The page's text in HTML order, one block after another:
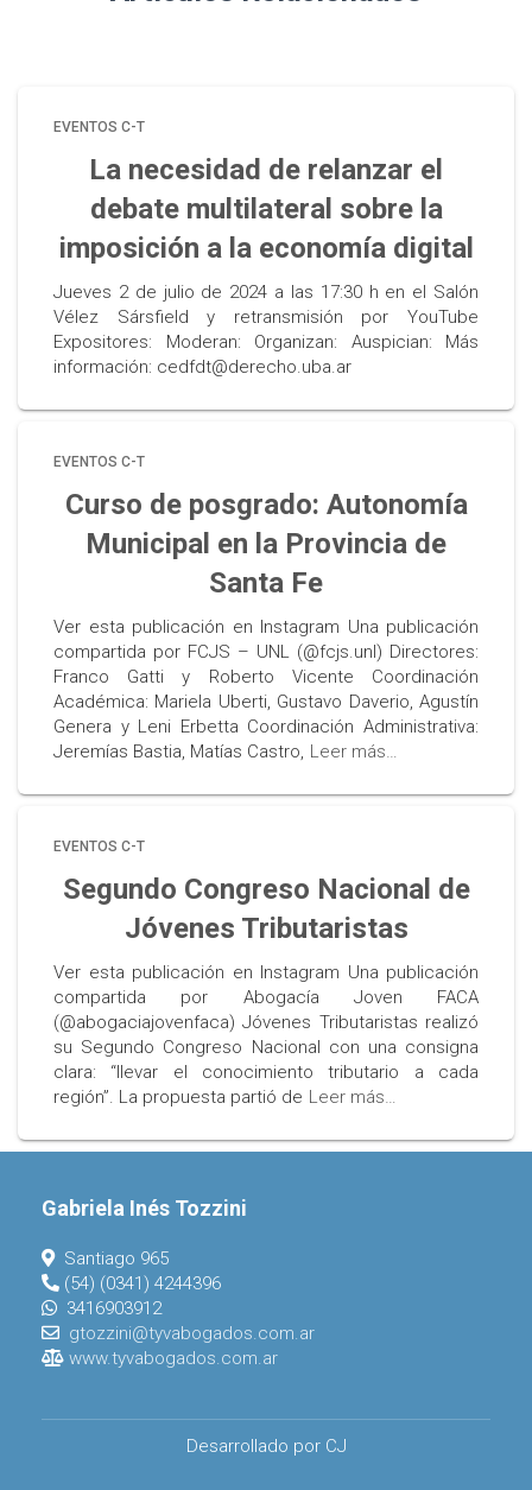
EVENTOS C-T
La necesidad de relanzar el
debate multilateral sobre la
imposición a la economía digital
Jueves 2 de julio de 2024 a las 17:30 h en el Salón
Vélez Sársfield y retransmisión por YouTube
Expositores: Moderan: Organizan: Auspician: Más
información: cedfdt@derecho.uba.ar
EVENTOS C-T
Curso de posgrado: Autonomía
Municipal en la Provincia de
Santa Fe
Ver esta publicación en Instagram Una publicación
compartida por FCJS – UNL (@fcjs.unl) Directores:
Franco Gatti y Roberto Vicente Coordinación
Académica: Mariela Uberti, Gustavo Daverio, Agustín
Genera y Leni Erbetta Coordinación Administrativa:
Jeremías Bastia, Matías Castro, Leer más…
EVENTOS C-T
Segundo Congreso Nacional de
Jóvenes Tributaristas
Ver esta publicación en Instagram Una publicación
compartida por Abogacía Joven FACA
(@abogaciajovenfaca) Jóvenes Tributaristas realizó
su Segundo Congreso Nacional con una consigna
clara: “llevar el conocimiento tributario a cada
región”. La propuesta partió de Leer más…
Gabriela Inés Tozzini
Santiago 965
(54) (0341) 4244396
3416903912
gtozzini@tyvabogados.com.ar
www.tyvabogados.com.ar
Desarrollado por CJ